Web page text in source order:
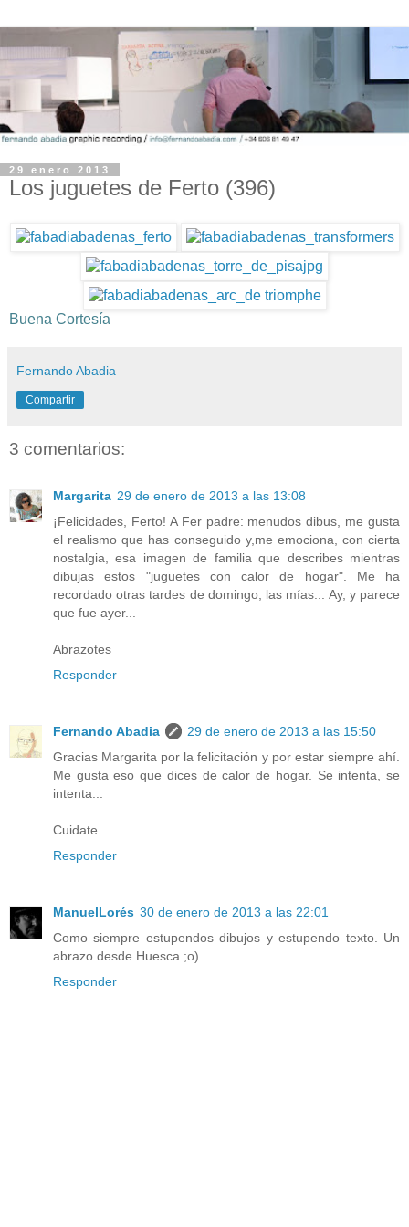
29 enero 2013
Los juguetes de Ferto (396)
Buena Cortesía
Fernando Abadia
Compartir
3 comentarios:
Margarita 29 de enero de 2013 a las 13:08
¡Felicidades, Ferto! A Fer padre: menudos dibus, me gusta
el realismo que has conseguido y,me emociona, con cierta
nostalgia, esa imagen de familia que describes mientras
dibujas estos "juguetes con calor de hogar". Me ha
recordado otras tardes de domingo, las mías... Ay, y parece
que fue ayer...
Abrazotes
Responder
Fernando Abadia
29 de enero de 2013 a las 15:50
Gracias Margarita por la felicitación y por estar siempre ahí.
Me gusta eso que dices de calor de hogar. Se intenta, se
intenta...
Cuidate
Responder
ManuelLorés 30 de enero de 2013 a las 22:01
Como siempre estupendos dibujos y estupendo texto. Un
abrazo desde Huesca ;o)
Responder